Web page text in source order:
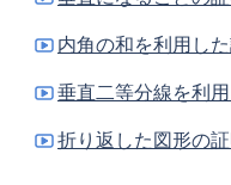
内角の和を利用し
垂直二等分線を利
折り返した図形の証